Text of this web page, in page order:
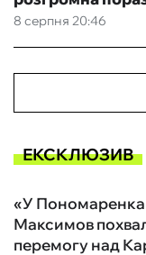
8 серпня 20:46
ЕКСКЛЮЗИВ
«У Пономаренка
Максимов
перемогу над